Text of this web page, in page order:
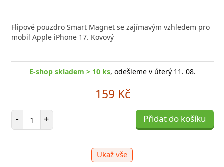
Flipové pouzdro Smart Magnet se zajímavým vzhledem pro
mobil Apple iPhone 17. Kovový
E-shop skladem > 10 ks, odešleme v úterý 11. 08.
159 Kč
- Počet položek
+ Přidat do košíku
Ukaž vše
FIXED zajistí rychlé a bezpečné nabíjení
moderního smartphonu,
skladem > 10 ks, odešleme v úterý 11. 08.
položek
+ Přidat do košíku -